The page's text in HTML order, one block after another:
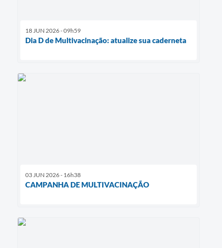
18 JUN 2026 - 09h59
Dia D de Multivacinação: atualize sua caderneta
03 JUN 2026 - 16h38
CAMPANHA DE MULTIVACINAÇÃO